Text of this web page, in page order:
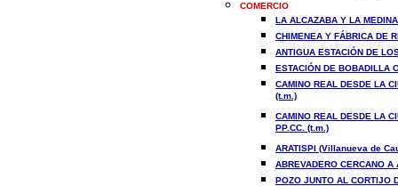
COMERCIO
LA ALCAZABA Y LA
CHIMENEA Y FÁBRICA DE
ANTIGUA ESTACIÓN DE
ESTACIÓN DE BOBADILLA
CAMINO REAL DESDE LA
(t.m.)
CAMINO REAL DESDE LA
PP.CC. (t.m.)
ARATISPI (Villanueva de
ABREVADERO CERCANO A
POZO JUNTO AL CORTIJO